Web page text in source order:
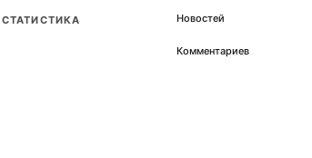
СТАТИСТИКА Новостей
Комментариев